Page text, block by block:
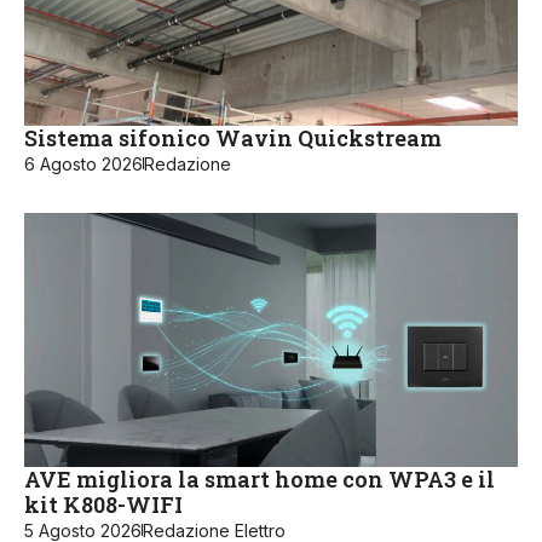
Sistema sifonico Wavin Quickstream
6 Agosto 2026Redazione
AVE migliora la smart home con WPA3 e il
kit K808-WIFI
5 Agosto 2026Redazione Elettro